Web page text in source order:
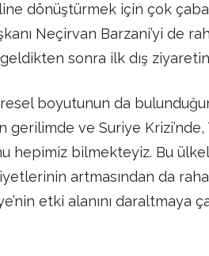
dönüştürmek için çok çaba
Neçirvan Barzani’yi de
sonra ilk dış ziyaretini
boyutunun da
gerilimde ve Suriye Krizi’nde,
hepimiz bilmekteyiz. Bu
artmasından da
etki alanını daraltmaya